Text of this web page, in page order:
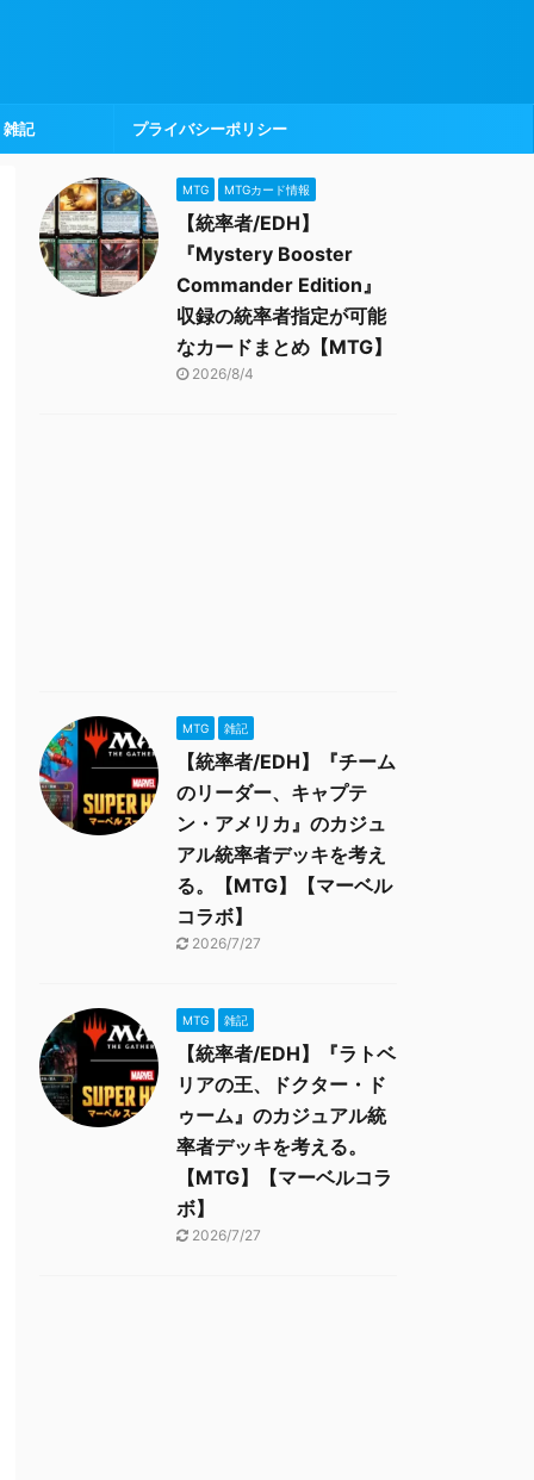
雑記 プライバシーポリシー
MTG MTGカード情報
【統率者/EDH】
『Mystery Booster
Commander Edition』
収録の統率者指定が可能
なカードまとめ【MTG】
2026/8/4
MTG 雑記
【統率者/EDH】『チーム
のリーダー、キャプテ
ン・アメリカ』のカジュ
アル統率者デッキを考え
る。【MTG】【マーベル
コラボ】
2026/7/27
MTG 雑記
【統率者/EDH】『ラトベ
リアの王、ドクター・ド
ゥーム』のカジュアル統
率者デッキを考える。
【MTG】【マーベルコラ
ボ】
2026/7/27